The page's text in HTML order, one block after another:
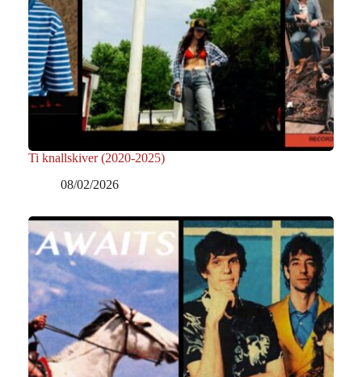
Ti knallskiver (2020-2025)
08/02/2026